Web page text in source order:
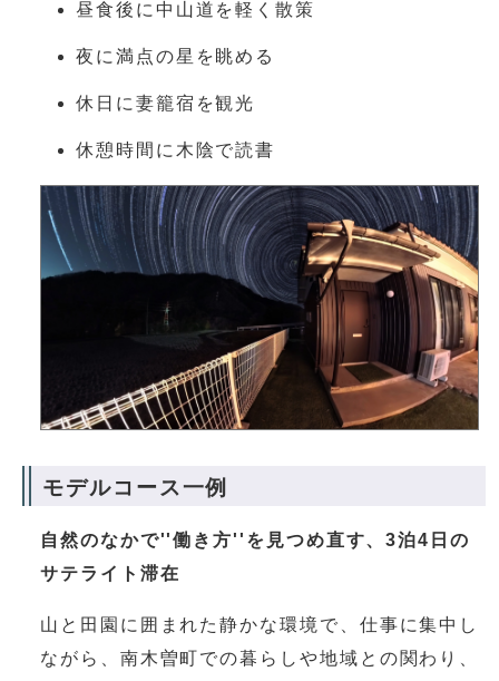
昼食後に中山道を軽く散策
夜に満点の星を眺める
休日に妻籠宿を観光
休憩時間に木陰で読書
モデルコース一例
自然のなかで''働き方''を見つめ直す、3泊4日の
サテライト滞在
山と田園に囲まれた静かな環境で、仕事に集中し
ながら、南木曽町での暮らしや地域との関わり、